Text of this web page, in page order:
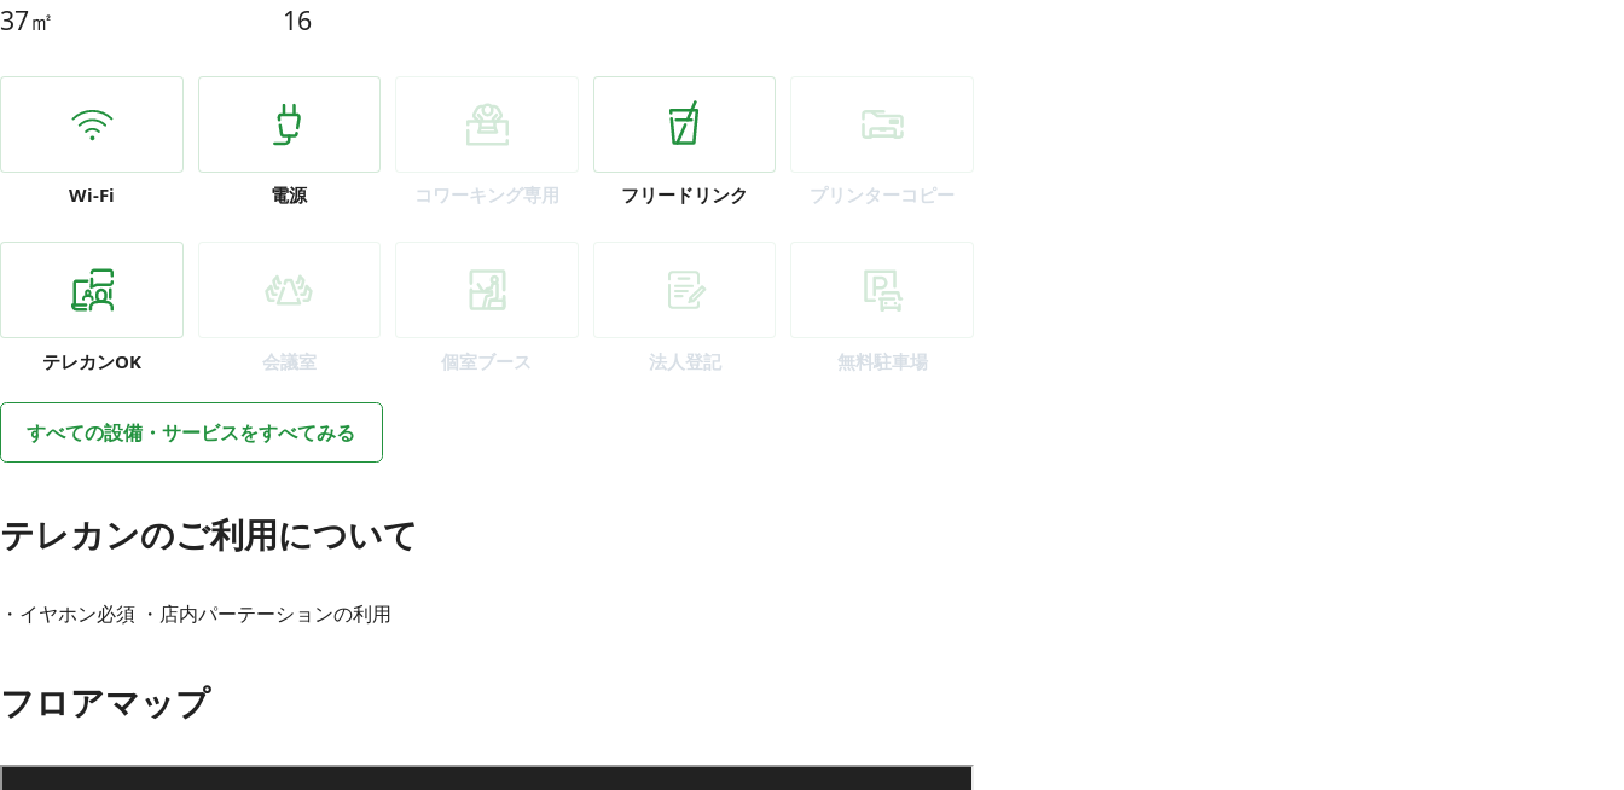
37㎡ 16
Wi-Fi 電源 コワーキング専用 フリー ドリンク プリンターコピー
テレカンOK 会議室 個室ブース 法人登記 無料駐車場
すべての設備・サービスをすべてみる
テレカンのご利用について
・イヤホン必須 ・店内パーテーションの利用
フロアマップ